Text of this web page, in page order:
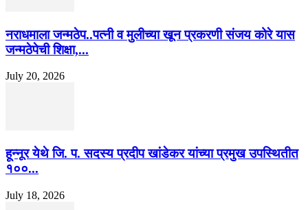
नराधमाला जन्मठेप..पत्नी व मुलीच्या खून प्रकरणी संजय कोरे यास
जन्मठेपेची शिक्षा,...
July 20, 2026
हून्नूर येथे जि. प. सदस्य प्रदीप खांडेकर यांच्या प्रमुख उपस्थितीत
१००...
July 18, 2026